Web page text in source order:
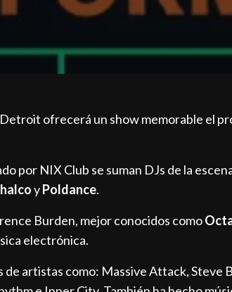
ofrecerá un show memorable el
por NIX Club se suman DJs de la
yPoldance.
Burden, mejor conocidos como
electrónica.
de artistas como: Massive Attack, Steve